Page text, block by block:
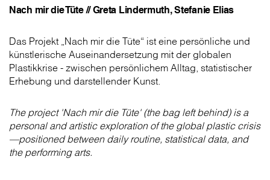
Nach mir die Tüte // Greta Lindermuth, Stefanie Elias
Das Projekt „Nach mir die Tüte“ ist eine persönliche und
künstlerische Auseinandersetzung mit der globalen
Plastikkrise - zwischen persönlichem Alltag, statistischer
Erhebung und darstellender Kunst.
The project 'Nach mir die Tüte' (the bag left behind) is a
personal and artistic exploration of the global plastic crisis
—positioned between daily routine, statistical data, and
the performing arts.